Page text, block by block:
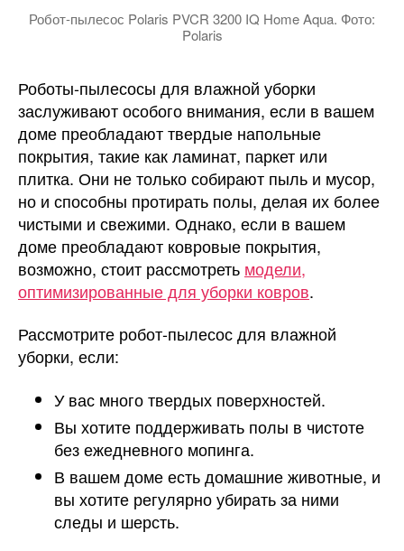
Робот-пылесос Polaris PVCR 3200 IQ Home Aqua. Фото:
Polaris
Роботы-пылесосы для влажной уборки
заслуживают особого внимания, если в вашем
доме преобладают твердые напольные
покрытия, такие как ламинат, паркет или
плитка. Они не только собирают пыль и мусор,
но и способны протирать полы, делая их более
чистыми и свежими. Однако, если в вашем
доме преобладают ковровые покрытия,
возможно, стоит рассмотреть модели,
оптимизированные для уборки ковров.
Рассмотрите робот-пылесос для влажной
уборки, если:
У вас много твердых поверхностей.
Вы хотите поддерживать полы в чистоте
без ежедневного мопинга.
В вашем доме есть домашние животные, и
вы хотите регулярно убирать за ними
следы и шерсть.